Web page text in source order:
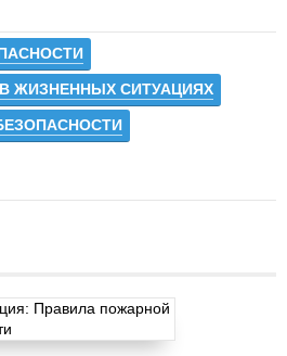
ЖИЗНЕННЫХ СИТУАЦИЯХ